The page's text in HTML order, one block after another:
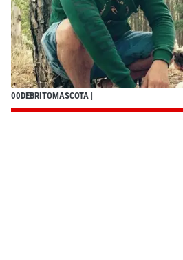
00DEBRITOMASCOTA |